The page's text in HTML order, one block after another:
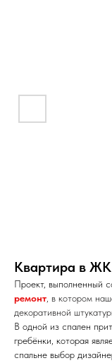
Квартира в
Проект, выполненный
ремонт , в котором
декоративной
В одной из спален
гребёнки, которая
спальне выбор